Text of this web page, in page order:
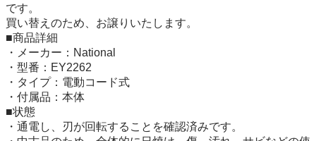
です。
買い替えのため、お譲りいたします。
■商品詳細
・メーカー：National
・型番：EY2262
・タイプ：電動コード式
・付属品：本体
■状態
・通電し、刃が回転することを確認済みです。